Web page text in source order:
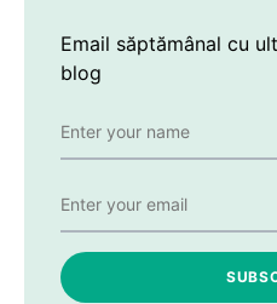
Email săptămânal cu
blog